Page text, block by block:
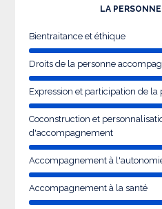
LA PERSONNE
Bientraitance et éthique
Droits de la personne
Expression et participation de
Coconstruction et
d'accompagnement
Accompagnement à
Accompagnement à la santé